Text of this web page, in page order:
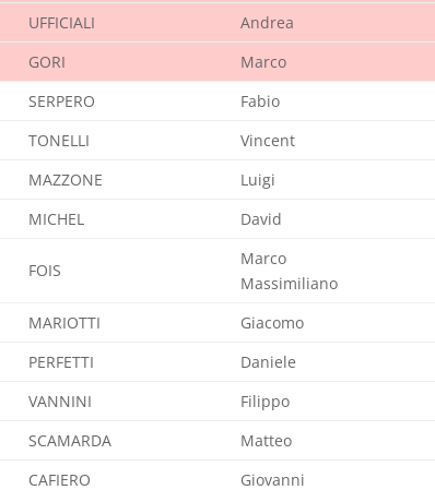
UFFICIALI Andrea
GORI Marco
SERPERO Fabio
TONELLI Vincent
MAZZONE Luigi
MICHEL David
FOIS
Marco
Massimiliano
MARIOTTI Giacomo
PERFETTI Daniele
VANNINI Filippo
SCAMARDA Matteo
CAFIERO Giovanni